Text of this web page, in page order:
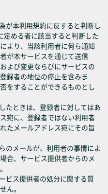
が本利用規約に反すると判断し
める者に該当すると判断した
より、当該利用者に何ら通知
が本サービスを通じて送信
よび変更ならびにサービスの
録者の地位の停止を含みま
をすることができるものとし
たときは、登録者に対してはあ
宛に、登録者ではない利用者
たメールアドレス宛にその旨
のメールが、利用者の事情によ
合、サービス提供者からのメ
ビス提供者の処分に関する質
ん。